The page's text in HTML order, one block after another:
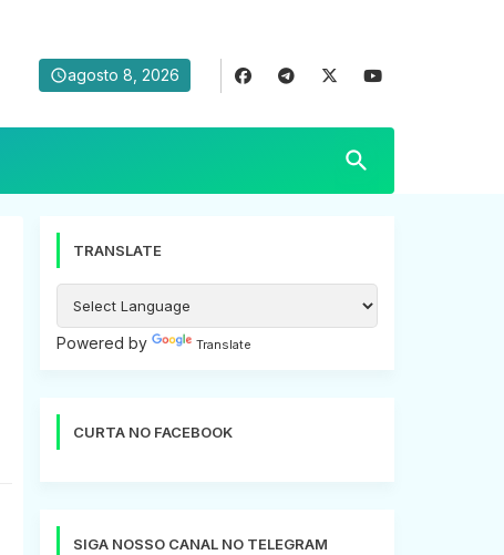
agosto 8, 2026
TRANSLATE
Powered by Translate
CURTA NO FACEBOOK
SIGA NOSSO CANAL NO TELEGRAM